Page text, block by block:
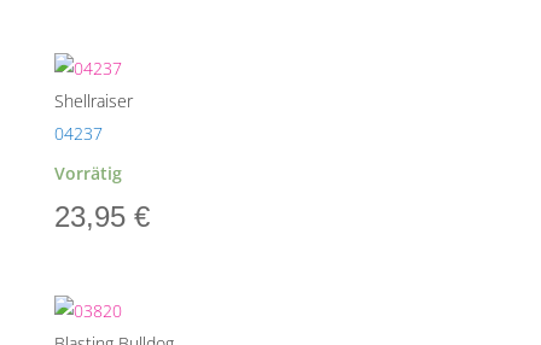
Shellraiser
04237
Vorrätig
23,95 €